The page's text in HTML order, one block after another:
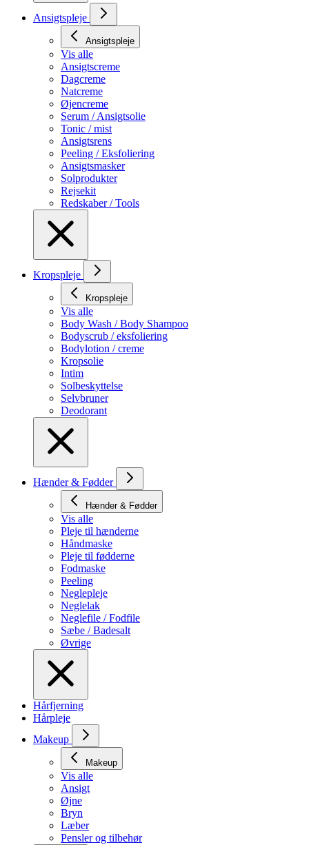
Ansigtspleje
Ansigtspleje
Vis alle
Ansigtscreme
Dagcreme
Natcreme
Øjencreme
Serum / Ansigtsolie
Tonic / mist
Ansigtsrens
Peeling / Eksfoliering
Ansigtsmasker
Solprodukter
Rejsekit
Redskaber / Tools
Kropspleje
Kropspleje
Vis alle
Body Wash / Body Shampoo
Bodyscrub / eksfoliering
Bodylotion / creme
Kropsolie
Intim
Solbeskyttelse
Selvbruner
Deodorant
Hænder & Fødder
Hænder & Fødder
Vis alle
Pleje til hænderne
Håndmaske
Pleje til fødderne
Fodmaske
Peeling
Neglepleje
Neglelak
Neglefile / Fodfile
Sæbe / Badesalt
Øvrige
Hårfjerning
Hårpleje
Makeup
Makeup
Vis alle
Ansigt
Øjne
Bryn
Læber
Pensler og tilbehør